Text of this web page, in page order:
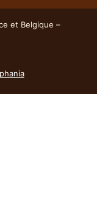
et Belgique –